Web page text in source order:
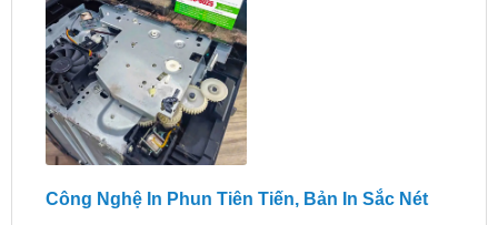
Công Nghệ In Phun Tiên Tiến, Bản In Sắc Nét